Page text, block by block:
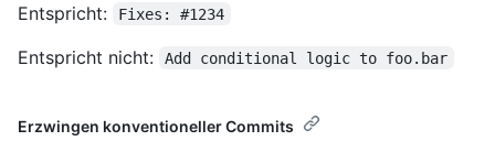
Entspricht: Fixes: #1234
Entspricht nicht: Add conditional logic to foo.bar
Erzwingen konventioneller Commits